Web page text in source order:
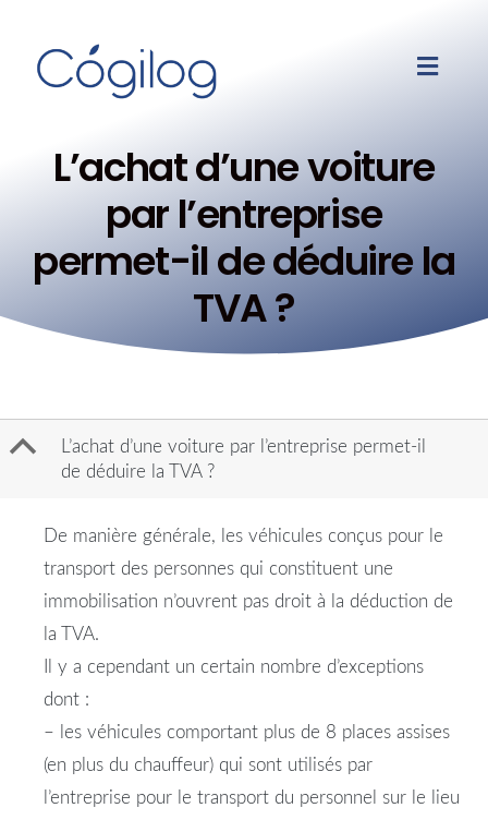
L’achat d’une voiture
par l’entreprise
permet-il de déduire la
TVA ?
B
L’achat d’une voiture par l’entreprise permet-il
de déduire la TVA ?
De manière générale, les véhicules conçus pour le
transport des personnes qui constituent une
immobilisation n’ouvrent pas droit à la déduction de
la TVA.
Il y a cependant un certain nombre d’exceptions
dont :
– les véhicules comportant plus de 8 places assises
(en plus du chauffeur) qui sont utilisés par
l’entreprise pour le transport du personnel sur le lieu